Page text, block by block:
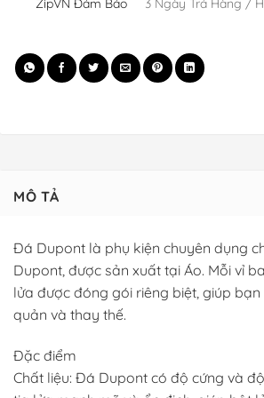
ZipVN Đảm Bảo 3 Ngày Trả Hàng /
MÔ TẢ
Đá Dupont là phụ kiện chuyên dụng
Dupont, được sản xuất tại Áo. Mỗi vỉ
lửa được đóng gói riêng biệt, giúp
quản và thay thế.
Đặc điểm
Chất liệu: Đá Dupont có độ cứng và